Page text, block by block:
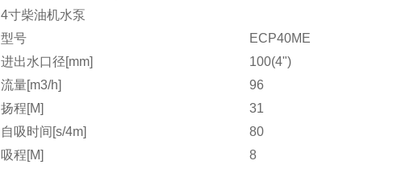
4寸柴油机水泵
型号
ECP40ME
进出水口径[mm]
100(4")
流量[m3/h]
96
扬程[M]
31
自吸时间[s/4m]
80
吸程[M]
8